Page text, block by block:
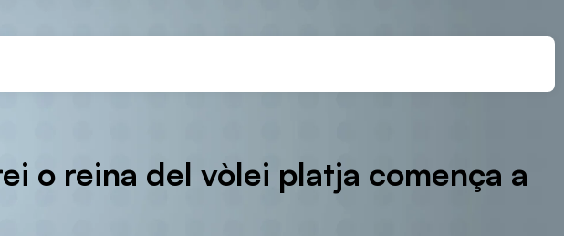
o reina del vòlei platja comença a